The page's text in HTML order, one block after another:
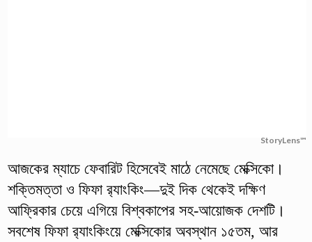
StoryLens™
আজকের ম্যাচে ফেবারিট হিসেবেই মাঠে নেমেছে মেক্সিকো।
শক্তিমত্তা ও ফিফা র‌্যাংকিং—দুই দিক থেকেই দক্ষিণ
আফ্রিকার চেয়ে এগিয়ে বিশ্বকাপের সহ-আয়োজক দেশটি।
সবশেষ ফিফা র‌্যাংকিংয়ে মেক্সিকোর অবস্থান ১৫তম, আর